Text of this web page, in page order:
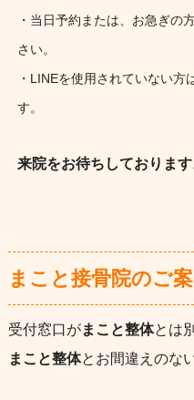
・当日予約または、お急ぎの
さい。
・LINEを使用されていない方
す。
来院をお待ちしております
まこと接骨院のご
受付窓口がまこと整体とは
まこと整体とお間違えのな